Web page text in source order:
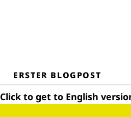
ERSTER BLOGPOST
Click to get to English